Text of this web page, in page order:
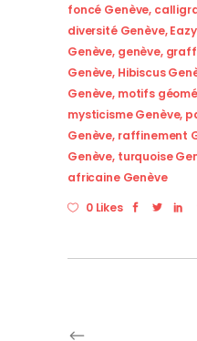
foncé Genève,
diversité Genève,
Genève, genève,
Genève, Hibiscus
Genève, motifs
mysticisme Genève,
Genève, raffinement
Genève, turquoise
africaine Genève
0 Likes